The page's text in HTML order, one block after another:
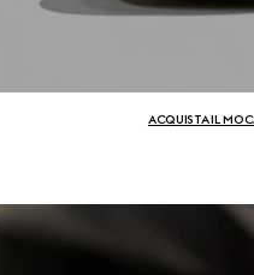
ACQUISTA IL